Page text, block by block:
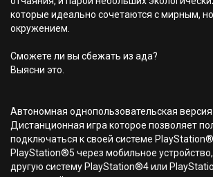
которые идеально сочетаются с мирным,
окружением.
Сможете ли вы сбежать из ада?
Выясни это.
Автономная однопользовательская версия
Дистанционная игра которое позволяет
подключаться к своей системе
PlayStation®5 через мобильное
другую систему PlayStation®4 или